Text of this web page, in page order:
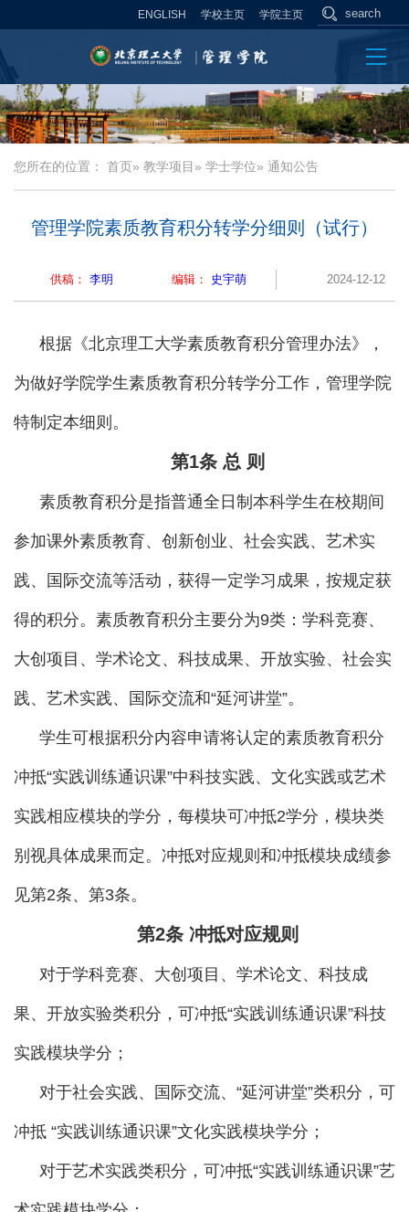
ENGLISH 学校主页 学院主页
您所在的位置： 首页» 教学项目 » 学士学位» 通知公告
管理学院素质教育积分转学分细则（试行）
供稿： 李明 编辑： 史宇萌 2024-12-12
根据《北京理工大学素质教育积分管理办法》，
为做好学院学生素质教育积分转学分工作，管理学院
特制定本细则。
第1条总 则
素质教育积分是指普通全日制本科学生在校期间
参加课外素质教育、创新创业、社会实践、艺术实
践、国际交流等活动，获得一定学习成果，按规定获
得的积分。素质教育积分主要分为9类：学科竞赛、
大创项目、学术论文、科技成果、开放实验、社会实
践、艺术实践、国际交流和“延河讲堂”。
学生可根据积分内容申请将认定的素质教育积分
冲抵“实践训练通识课”中科技实践、文化实践或艺术
实践相应模块的学分，每模块可冲抵2学分，模块类
别视具体成果而定。冲抵对应规则和冲抵模块成绩参
见第2条、第3条。
第2条 冲抵对应规则
对于学科竞赛、大创项目、学术论文、科技成
果、开放实验类积分，可冲抵“实践训练通识课”科技
实践模块学分；
对于社会实践、国际交流、“延河讲堂”类积分，可
冲抵 “实践训练通识课”文化实践模块学分；
对于艺术实践类积分，可冲抵“实践训练通识课”艺